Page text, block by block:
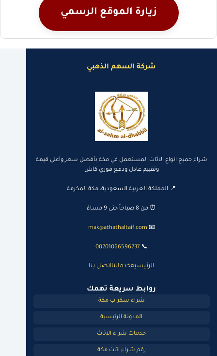
زيارة الموقع الرسمي
شركة السهم الذهبي
شراء جميع انواع الاثاث المستعمل في مكة بأفضل سعر وأعلى قيمة
وتقييم عادل ودفع فوري كاش
📍 المملكة العربية السعودية، مكة المكرمة
⏰ من 8 صباحاً حتى 9 مساءً
📧
mak@athathaltaif.com
📞
00201066596237
الرئيسيةخدماتنااتصل بنا
روابط سريعة تهمك
شراء سكراب مكة
المدونة الرئيسية
خدمات شراء الاثاث
رقم شراء اثاث مكة